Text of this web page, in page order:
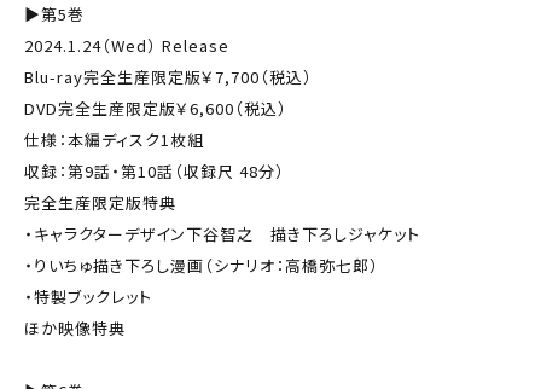
▶第5巻
2024.1.24（Wed） Release
Blu-ray完全生産限定版￥7,700（税込）
DVD完全生産限定版￥6,600（税込）
仕様：本編ディスク1枚組
収録：第9話・第10話（収録尺 48分）
完全生産限定版特典
・キャラクターデザイン下谷智之 描き下ろしジャケット
・りいちゅ描き下ろし漫画（シナリオ：高橋弥七郎）
・特製ブックレット
ほか映像特典